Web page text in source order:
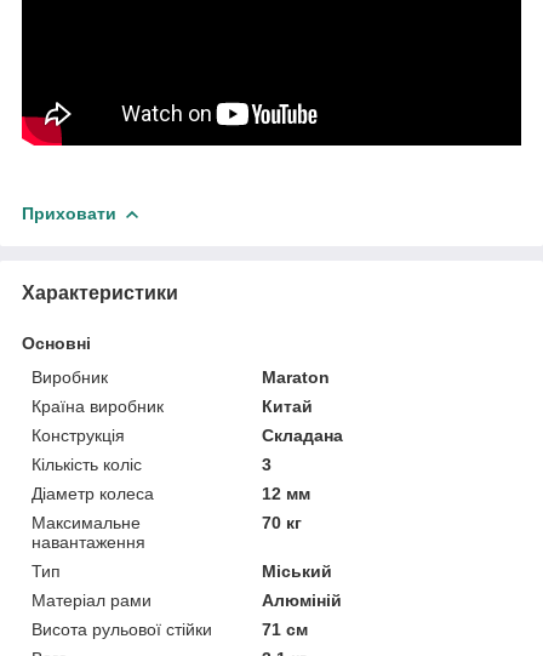
Приховати
Характеристики
Основні
Виробник
Maraton
Країна виробник
Китай
Конструкція
Складана
Кількість коліс
3
Діаметр колеса
12 мм
Максимальне
навантаження
70 кг
Тип
Міський
Матеріал рами
Алюміній
Висота рульової стійки
71 см